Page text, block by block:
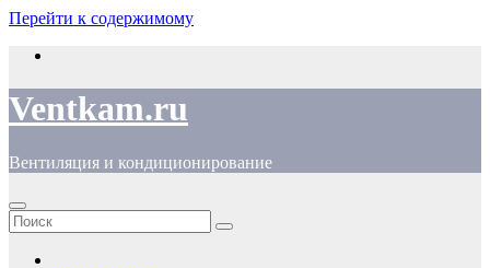
Перейти к содержимому
Ventkam.ru
Вентиляция и кондиционирование